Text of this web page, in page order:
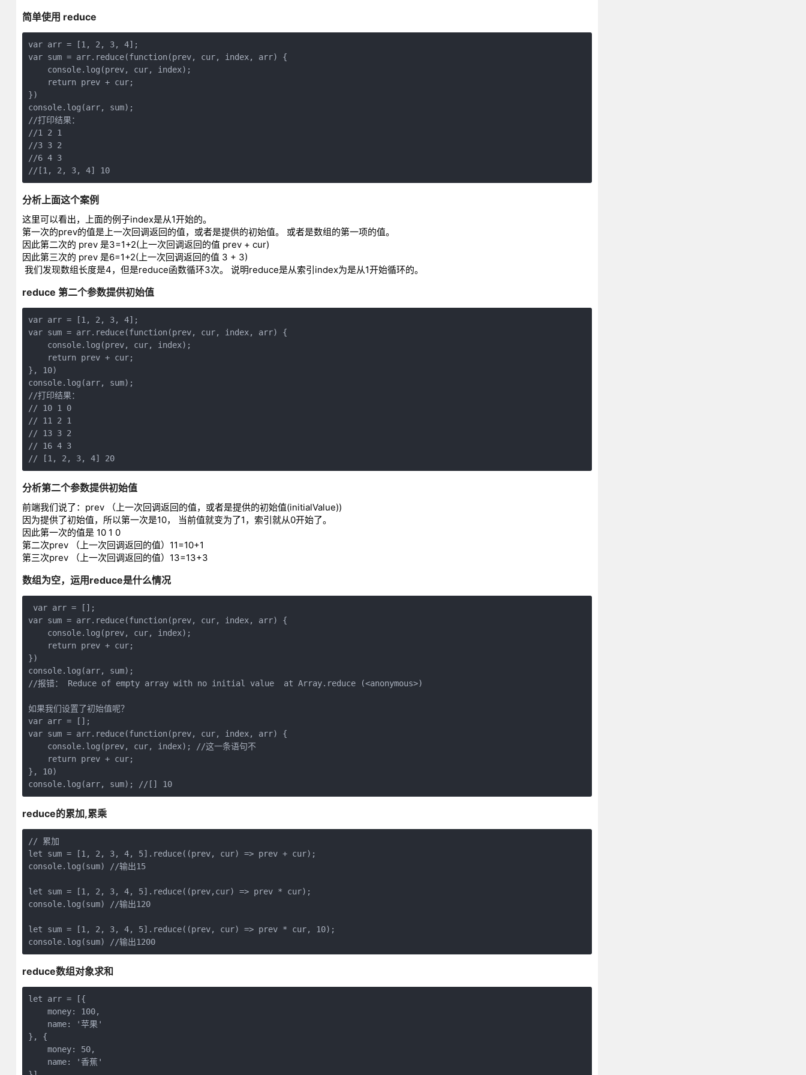
简单使用 reduce
var arr = [1, 2, 3, 4];
var sum = arr.reduce(function(prev, cur, index, arr) {
    console.log(prev, cur, index);
    return prev + cur;
})
console.log(arr, sum);
//打印结果：
//1 2 1
//3 3 2
//6 4 3
//[1, 2, 3, 4] 10
分析上面这个案例
这里可以看出，上面的例子index是从1开始的。
第一次的prev的值是上一次回调返回的值，或者是提供的初始值。 或者是数组的第一项的值。
因此第二次的 prev 是3=1+2(上一次回调返回的值 prev + cur)
因此第三次的 prev 是6=1+2(上一次回调返回的值 3 + 3)
我们发现数组长度是4，但是reduce函数循环3次。 说明reduce是从索引index为是从1开始循环的。
reduce 第二个参数提供初始值
var arr = [1, 2, 3, 4];
var sum = arr.reduce(function(prev, cur, index, arr) {
    console.log(prev, cur, index);
    return prev + cur;
}, 10)
console.log(arr, sum);
//打印结果：
// 10 1 0
// 11 2 1
// 13 3 2
// 16 4 3
// [1, 2, 3, 4] 20
分析第二个参数提供初始值
前端我们说了：prev （上一次回调返回的值，或者是提供的初始值(initialValue))
因为提供了初始值，所以第一次是10， 当前值就变为了1，索引就从0开始了。
因此第一次的值是 10 1 0
第二次prev （上一次回调返回的值）11=10+1
第三次prev （上一次回调返回的值）13=13+3
数组为空，运用reduce是什么情况
var arr = [];
var sum = arr.reduce(function(prev, cur, index, arr) {
    console.log(prev, cur, index);
    return prev + cur;
})
console.log(arr, sum);
//报错： Reduce of empty array with no initial value  at Array.reduce (<anonymous>)
如果我们设置了初始值呢？
var arr = [];
var sum = arr.reduce(function(prev, cur, index, arr) {
    console.log(prev, cur, index); //这一条语句不
    return prev + cur;
}, 10)
console.log(arr, sum); //[] 10
reduce的累加,累乘
// 累加
let sum = [1, 2, 3, 4, 5].reduce((prev, cur) => prev + cur);
console.log(sum) //输出15
let sum = [1, 2, 3, 4, 5].reduce((prev,cur) => prev * cur);
console.log(sum) //输出120
let sum = [1, 2, 3, 4, 5].reduce((prev, cur) => prev * cur, 10);
console.log(sum) //输出1200
reduce数组对象求和
let arr = [{
    money: 100,
    name: '苹果'
}, {
    money: 50,
    name: '香蕉'